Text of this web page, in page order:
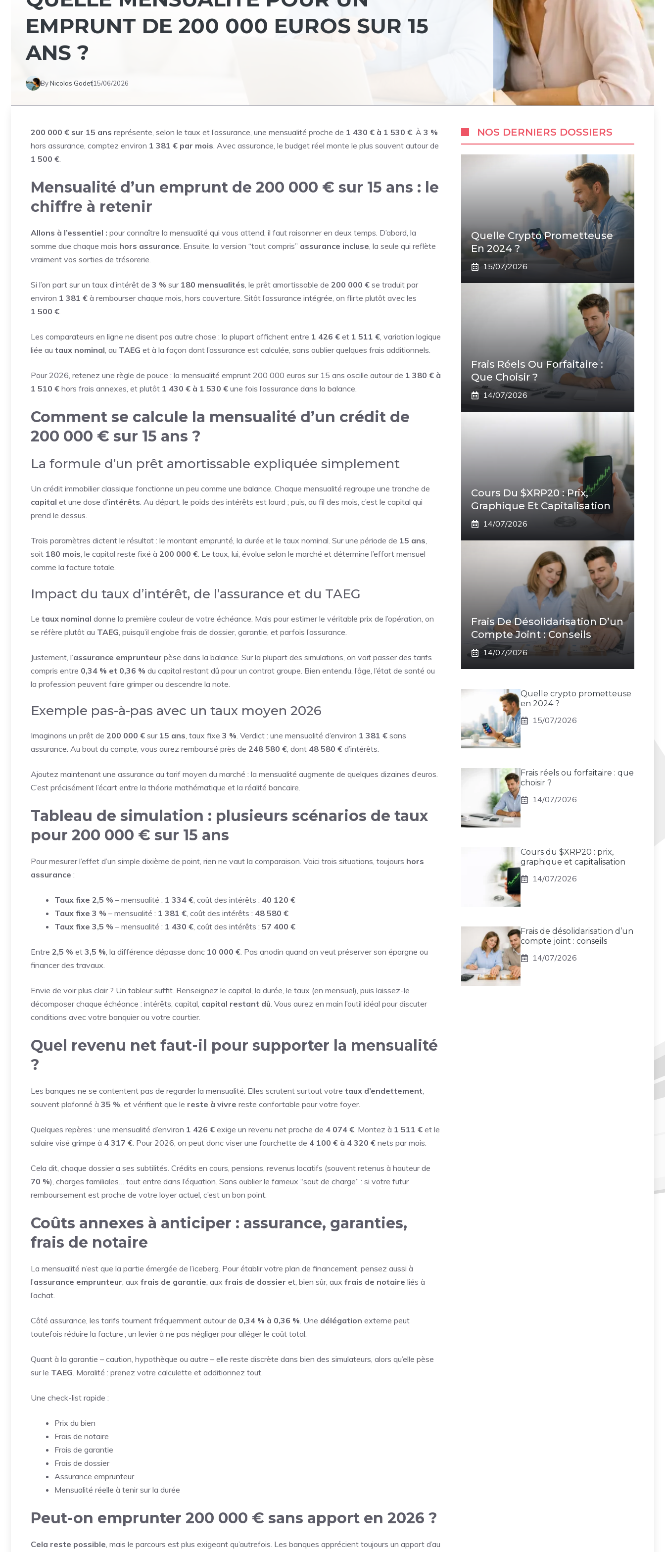
EMPRUNT DE 200 000 EUROS SUR 15
ANS ?
ByNicolas Godet15/06/2026
200 000 € sur 15 ans représente, selon le taux et l’assurance, une mensualité proche de 1 430 € à 1 530 €. À 3 %
hors assurance, comptez environ 1 381 € par mois. Avec assurance, le budget réel monte le plus souvent autour de
1 500 €.
Mensualité d’un emprunt de 200 000 € sur 15 ans : le
chiffre à retenir
Allons à l’essentiel : pour connaître la mensualité qui vous attend, il faut raisonner en deux temps. D’abord, la
somme due chaque mois hors assurance. Ensuite, la version “tout compris” assurance incluse, la seule qui reflète
vraiment vos sorties de trésorerie.
Si l’on part sur un taux d’intérêt de 3 % sur 180 mensualités, le prêt amortissable de 200 000 € se traduit par
environ 1 381 € à rembourser chaque mois, hors couverture. Sitôt l’assurance intégrée, on flirte plutôt avec les
1 500 €.
Les comparateurs en ligne ne disent pas autre chose : la plupart affichent entre 1 426 € et 1 511 €, variation logique
liée au taux nominal, au TAEG et à la façon dont l’assurance est calculée, sans oublier quelques frais additionnels.
Pour 2026, retenez une règle de pouce : la mensualité emprunt 200 000 euros sur 15 ans oscille autour de 1 380 € à
1 510 € hors frais annexes, et plutôt 1 430 € à 1 530 € une fois l’assurance dans la balance.
Comment se calcule la mensualité d’un crédit de
200 000 € sur 15 ans ?
La formule d’un prêt amortissable expliquée simplement
Un crédit immobilier classique fonctionne un peu comme une balance. Chaque mensualité regroupe une tranche de
capital et une dose d’intérêts. Au départ, le poids des intérêts est lourd ; puis, au fil des mois, c’est le capital qui
prend le dessus.
Trois paramètres dictent le résultat : le montant emprunté, la durée et le taux nominal. Sur une période de 15 ans,
soit 180 mois, le capital reste fixé à 200 000 €. Le taux, lui, évolue selon le marché et détermine l’effort mensuel
comme la facture totale.
Impact du taux d’intérêt, de l’assurance et du TAEG
Le taux nominal donne la première couleur de votre échéance. Mais pour estimer le véritable prix de l’opération, on
se réfère plutôt au TAEG, puisqu’il englobe frais de dossier, garantie, et parfois l’assurance.
Justement, l’assurance emprunteur pèse dans la balance. Sur la plupart des simulations, on voit passer des tarifs
compris entre 0,34 % et 0,36 % du capital restant dû pour un contrat groupe. Bien entendu, l’âge, l’état de santé ou
la profession peuvent faire grimper ou descendre la note.
Exemple pas-à-pas avec un taux moyen 2026
Imaginons un prêt de 200 000 € sur 15 ans, taux fixe 3 %. Verdict : une mensualité d’environ 1 381 € sans
assurance. Au bout du compte, vous aurez remboursé près de 248 580 €, dont 48 580 € d’intérêts.
Ajoutez maintenant une assurance au tarif moyen du marché : la mensualité augmente de quelques dizaines d’euros.
C’est précisément l’écart entre la théorie mathématique et la réalité bancaire.
Tableau de simulation : plusieurs scénarios de taux
pour 200 000 € sur 15 ans
Pour mesurer l’effet d’un simple dixième de point, rien ne vaut la comparaison. Voici trois situations, toujours hors
assurance :
Taux fixe 2,5 % – mensualité : 1 334 €, coût des intérêts : 40 120 €
Taux fixe 3 % – mensualité : 1 381 €, coût des intérêts : 48 580 €
Taux fixe 3,5 % – mensualité : 1 430 €, coût des intérêts : 57 400 €
Entre 2,5 % et 3,5 %, la différence dépasse donc 10 000 €. Pas anodin quand on veut préserver son épargne ou
financer des travaux.
Envie de voir plus clair ? Un tableur suffit. Renseignez le capital, la durée, le taux (en mensuel), puis laissez-le
décomposer chaque échéance : intérêts, capital, capital restant dû. Vous aurez en main l’outil idéal pour discuter
conditions avec votre banquier ou votre courtier.
Quel revenu net faut-il pour supporter la mensualité
?
Les banques ne se contentent pas de regarder la mensualité. Elles scrutent surtout votre taux d’endettement,
souvent plafonné à 35 %, et vérifient que le reste à vivre reste confortable pour votre foyer.
Quelques repères : une mensualité d’environ 1 426 € exige un revenu net proche de 4 074 €. Montez à 1 511 € et le
salaire visé grimpe à 4 317 €. Pour 2026, on peut donc viser une fourchette de 4 100 € à 4 320 € nets par mois.
Cela dit, chaque dossier a ses subtilités. Crédits en cours, pensions, revenus locatifs (souvent retenus à hauteur de
70 %), charges familiales… tout entre dans l’équation. Sans oublier le fameux “saut de charge” : si votre futur
remboursement est proche de votre loyer actuel, c’est un bon point.
Coûts annexes à anticiper : assurance, garanties,
frais de notaire
La mensualité n’est que la partie émergée de l’iceberg. Pour établir votre plan de financement, pensez aussi à
l’assurance emprunteur, aux frais de garantie, aux frais de dossier et, bien sûr, aux frais de notaire liés à
l’achat.
Côté assurance, les tarifs tournent fréquemment autour de 0,34 % à 0,36 %. Une délégation externe peut
toutefois réduire la facture ; un levier à ne pas négliger pour alléger le coût total.
Quant à la garantie – caution, hypothèque ou autre – elle reste discrète dans bien des simulateurs, alors qu’elle pèse
sur le TAEG. Moralité : prenez votre calculette et additionnez tout.
Une check-list rapide :
Prix du bien
Frais de notaire
Frais de garantie
Frais de dossier
Assurance emprunteur
Mensualité réelle à tenir sur la durée
Peut-on emprunter 200 000 € sans apport en 2026 ?
Cela reste possible, mais le parcours est plus exigeant qu’autrefois. Les banques apprécient toujours un apport d’au
NOS DERNIERS DOSSIERS
Quelle Crypto Prometteuse
En 2024 ?
15/07/2026
Frais Réels Ou Forfaitaire :
Que Choisir ?
14/07/2026
Cours Du $XRP20 : Prix,
Graphique Et Capitalisation
14/07/2026
Frais De Désolidarisation D’un
Compte Joint : Conseils
14/07/2026
Quelle crypto prometteuse
en 2024 ?
15/07/2026
Frais réels ou forfaitaire : que
choisir ?
14/07/2026
Cours du $XRP20 : prix,
graphique et capitalisation
14/07/2026
Frais de désolidarisation d’un
compte joint : conseils
14/07/2026